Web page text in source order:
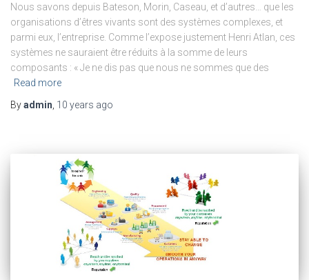
Nous savons depuis Bateson, Morin, Caseau, et d’autres… que les
organisations d’êtres vivants sont des systèmes complexes, et
parmi eux, l’entreprise. Comme l’expose justement Henri Atlan, ces
systèmes ne sauraient être réduits à la somme de leurs
composants : « Je ne dis pas que nous ne sommes que des
Read more
Byadmin 10 years ago